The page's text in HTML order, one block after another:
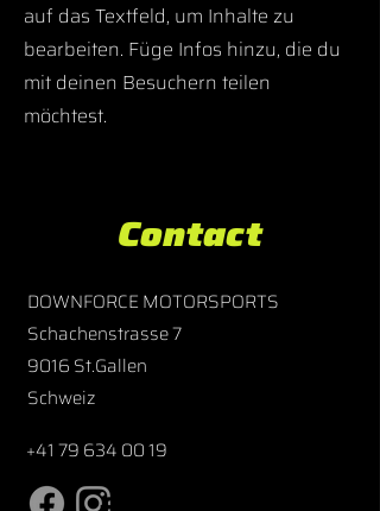
auf das Textfeld, um Inhalte zu
bearbeiten. Füge Infos hinzu, die du
mit deinen Besuchern teilen
möchtest.
Contact
DOWNFORCE MOTORSPORTS
Schachenstrasse 7
9016 St.Gallen
Schweiz
+41 79 634 00 19